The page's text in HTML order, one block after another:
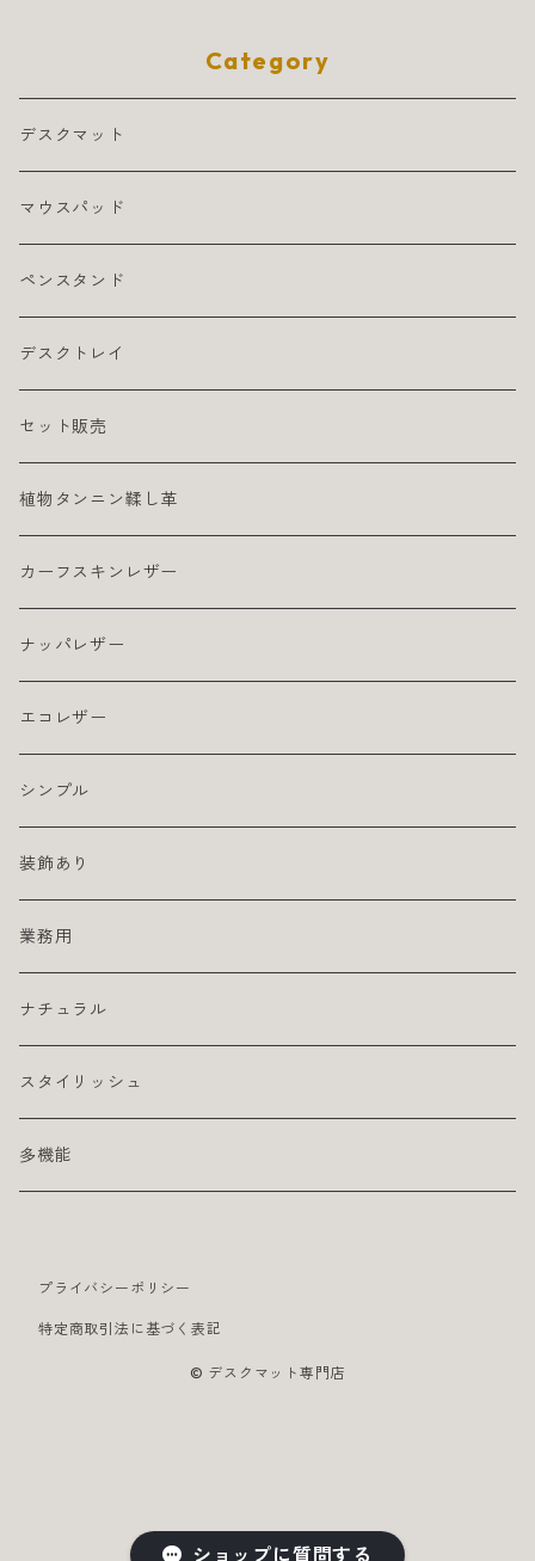
ショップに質問する
Category
デスクマット
マウスパッド
ペンスタンド
デスクトレイ
セット販売
植物タンニン鞣し革
カーフスキンレザー
ナッパレザー
エコレザー
シンプル
装飾あり
業務用
ナチュラル
スタイリッシュ
多機能
プライバシーポリシー
特定商取引法に基づく表記
© デスクマット専門店